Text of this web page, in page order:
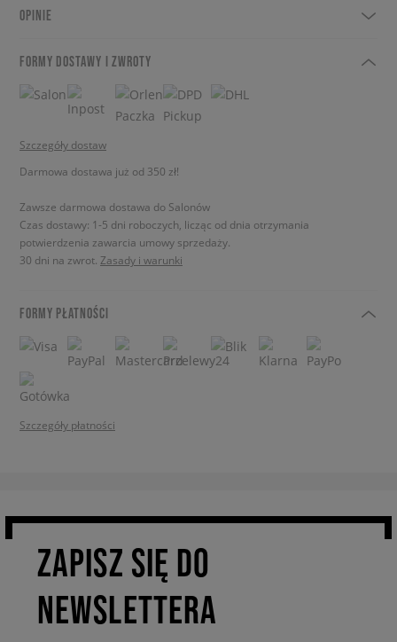
OPINIE
FORMY DOSTAWY I ZWROTY
Szczegóły dostaw
Darmowa dostawa już od 350 zł!
Zawsze darmowa dostawa do Salonów
Czas dostawy: 1-5 dni roboczych, licząc od dnia otrzymania
potwierdzenia zawarcia umowy sprzedaży.
30 dni na zwrot. Zasady i warunki
FORMY PŁATNOŚCI
Szczegóły płatności
ZAPISZ SIĘ DO
NEWSLETTERA